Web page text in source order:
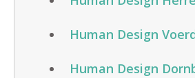
Human Design
Human Design